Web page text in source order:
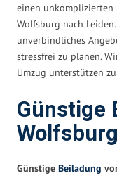
einen
Wolfsburg nach
unverbindliches
stressfrei zu planen.
Umzug unterstützen
Günstige
Günstige Beiladung